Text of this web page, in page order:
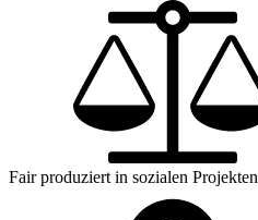
Fair produziert in sozialen Projekten